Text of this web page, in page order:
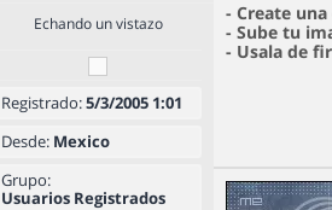
Echando un vistazo
Registrado:5/3/2005 1:01
Desde: Mexico
Grupo:
Usuarios Registrados
- Create
- Sube tu
- Usala de